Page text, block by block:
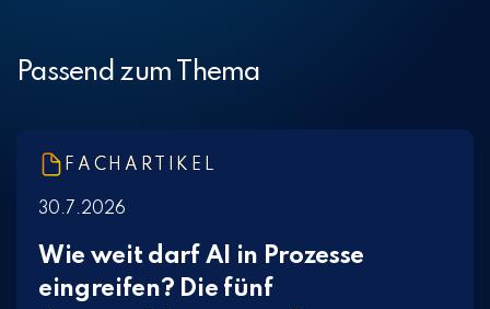
Passend zum Thema
FACHARTIKEL
30.7.2026
Wie weit darf AI in Prozesse
eingreifen? Die fünf